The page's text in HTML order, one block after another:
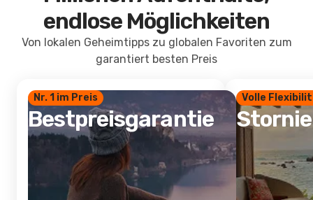
endlose Möglichkeiten
Von lokalen Geheimtipps zu globalen Favoriten zum
garantiert besten Preis
Nr. 1 im Preis
Bestpreisgarantie
Volle